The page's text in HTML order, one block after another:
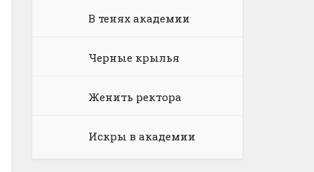
В тенях академии
Черные крылья
Женить ректора
Искры в академии